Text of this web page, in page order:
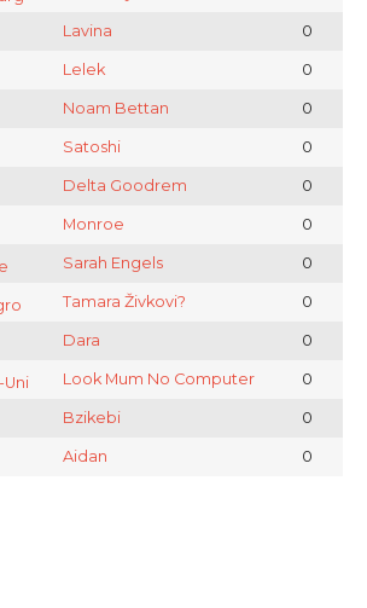
Lavina 0
Lelek 0
Noam Bettan 0
Satoshi 0
Delta Goodrem 0
Monroe 0
Sarah Engels 0
Tamara Živkovi? 0
Dara 0
Uni Look Mum No Computer 0
Bzikebi 0
Aidan 0